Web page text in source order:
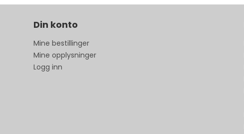
Din konto
Mine bestillinger
Mine opplysninger
Logg inn